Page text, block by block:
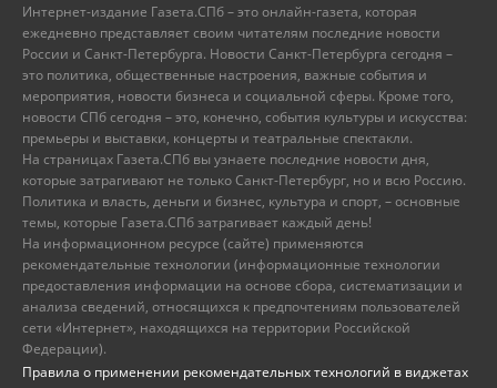
Интернет-издание Газета.СПб – это онлайн-газета, которая
ежедневно представляет своим читателям последние новости
России и Санкт-Петербурга. Новости Санкт-Петербурга сегодня –
это политика, общественные настроения, важные события и
мероприятия, новости бизнеса и социальной сферы. Кроме того,
новости СПб сегодня – это, конечно, события культуры и искусства:
премьеры и выставки, концерты и театральные спектакли.
На страницах Газета.СПб вы узнаете последние новости дня,
которые затрагивают не только Санкт-Петербург, но и всю Россию.
Политика и власть, деньги и бизнес, культура и спорт, – основные
темы, которые Газета.СПб затрагивает каждый день!
На информационном ресурсе (сайте) применяются
рекомендательные технологии (информационные технологии
предоставления информации на основе сбора, систематизации и
анализа сведений, относящихся к предпочтениям пользователей
сети «Интернет», находящихся на территории Российской
Федерации).
Правила о применении рекомендательных технологий в виджетах